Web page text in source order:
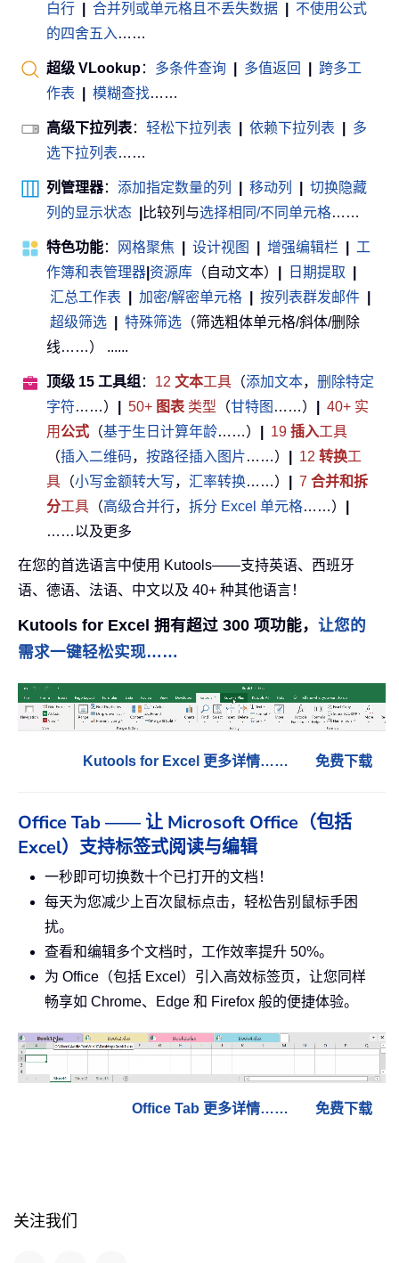
白行
合并列或单元格且不丢失数据
不使用公式
的四舍五入……
超级 VLookup： 多条件查询 多值返回
跨多工
作表
模糊查找……
高级下拉列表： 轻松下拉列表 依赖下拉列表
多
选下拉列表……
列管理器： 添加指定数量的列 移动列
切换隐藏
列的显示状态
比较列与选择相同/不同单元格……
特色功能： 网格聚焦 设计视图 增强编辑栏
工
作簿和表管理器 资源库 （自动文本） 日期提取
汇总工作表
加密/解密单元格 按列表群发邮件
超级筛选
特殊筛选 （筛选粗体单元格/斜体/删除
线……） ......
顶级 15 工具组： 12 文本工具 （添加文本， 删除特定
字符……） 50+ 图表类型 （甘特图 ……）
40+ 实
用公式 （基于生日计算年龄……） 19 插入工具
（插入二维码， 按路径插入图片……） 12 转换工
具 （小写金额转大写， 汇率转换……） 7 合并和拆
分工具 （高级合并行， 拆分 Excel 单元格……）
……以及更多
在您的首选语言中使用 Kutools——支持英语、西班牙
语、德语、法语、中文以及 40+ 种其他语言！
Kutools for Excel 拥有超过 300 项功能， 让您的
需求一键轻松实现……
Kutools for Excel 更多详情…… 免费下载
Office Tab —— 让 Microsoft Office（包括
Excel）支持标签式阅读与编辑
一秒即可切换数十个已打开的文档！
每天为您减少上百次鼠标点击，轻松告别鼠标手困
扰。
查看和编辑多个文档时，工作效率提升 50%。
为 Office（包括 Excel）引入高效标签页，让您同样
畅享如 Chrome、Edge 和 Firefox 般的便捷体验。
Office Tab 更多详情…… 免费下载
关注我们